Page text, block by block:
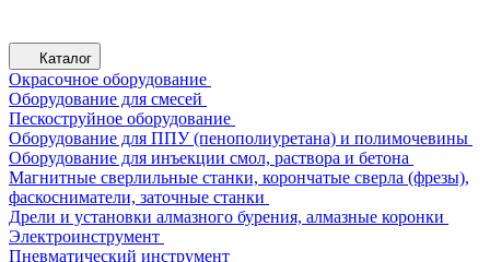
Каталог
Окрасочное оборудование
Оборудование для смесей
Пескоструйное оборудование
Оборудование для ППУ (пенополиуретана) и полимочевины
Оборудование для инъекции смол, раствора и бетона
Магнитные сверлильные станки, корончатые сверла (фрезы),
фаскосниматели, заточные станки
Дрели и установки алмазного бурения, алмазные коронки
Электроинструмент
Пневматический инструмент